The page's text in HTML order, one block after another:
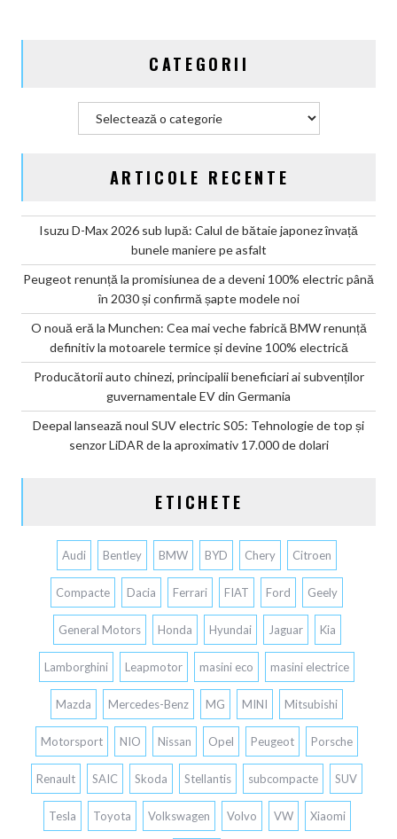
CATEGORII
ARTICOLE RECENTE
Isuzu D-Max 2026 sub lupă: Calul de bătaie japonez învață
bunele maniere pe asfalt
Peugeot renunță la promisiunea de a deveni 100% electric până
în 2030 și confirmă șapte modele noi
O nouă eră la Munchen: Cea mai veche fabrică BMW renunță
definitiv la motoarele termice și devine 100% electrică
Producătorii auto chinezi, principalii beneficiari ai subvenților
guvernamentale EV din Germania
Deepal lansează noul SUV electric S05: Tehnologie de top și
senzor LiDAR de la aproximativ 17.000 de dolari
ETICHETE
Audi Bentley BMW BYD Chery Citroen
Compacte Dacia Ferrari FIAT Ford Geely
General Motors Honda Hyundai Jaguar Kia
Lamborghini Leapmotor masini eco masini electrice
Mazda Mercedes-Benz MG MINI Mitsubishi
Motorsport NIO Nissan Opel Peugeot Porsche
Renault SAIC Skoda Stellantis subcompacte SUV
Tesla Toyota Volkswagen Volvo VW Xiaomi